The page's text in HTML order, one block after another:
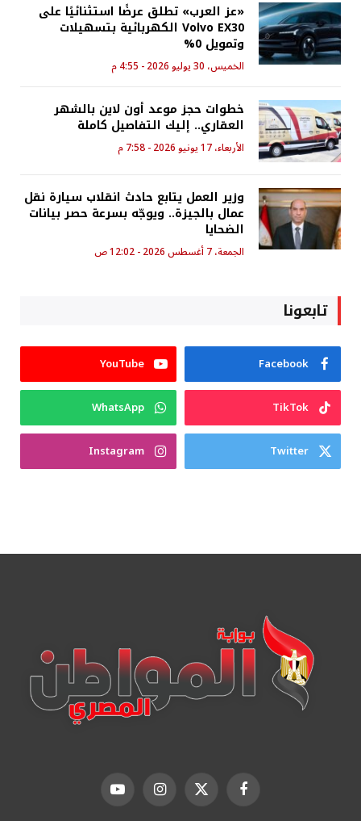
«عز العرب» تطلق عرضًا استثنائيًا على
Volvo EX30 الكهربائية بتسهيلات
وتمويل 0%
الخميس، 30 يوليو 2026 - 4:55 م
خطوات حجز موعد أون لاين بالشهر
العقاري.. إليك التفاصيل كاملة
الأربعاء، 17 يونيو 2026 - 7:58 م
وزير العمل يتابع حادث انقلاب سيارة نقل
عمال بالجيزة.. ويوجّه بسرعة حصر بيانات
الضحايا
الجمعة، 7 أغسطس 2026 - 12:02 ص
تابعونا
Facebook
YouTube
TikTok
WhatsApp
Twitter
Instagram
فيسبوك X الانستغراميوتيوب